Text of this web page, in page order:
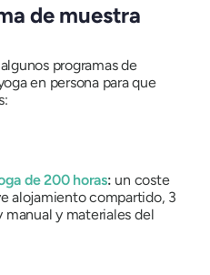
de muestra
programas de
en persona para que
de 200 horas: un coste
alojamiento compartido, 3
manual y materiales del